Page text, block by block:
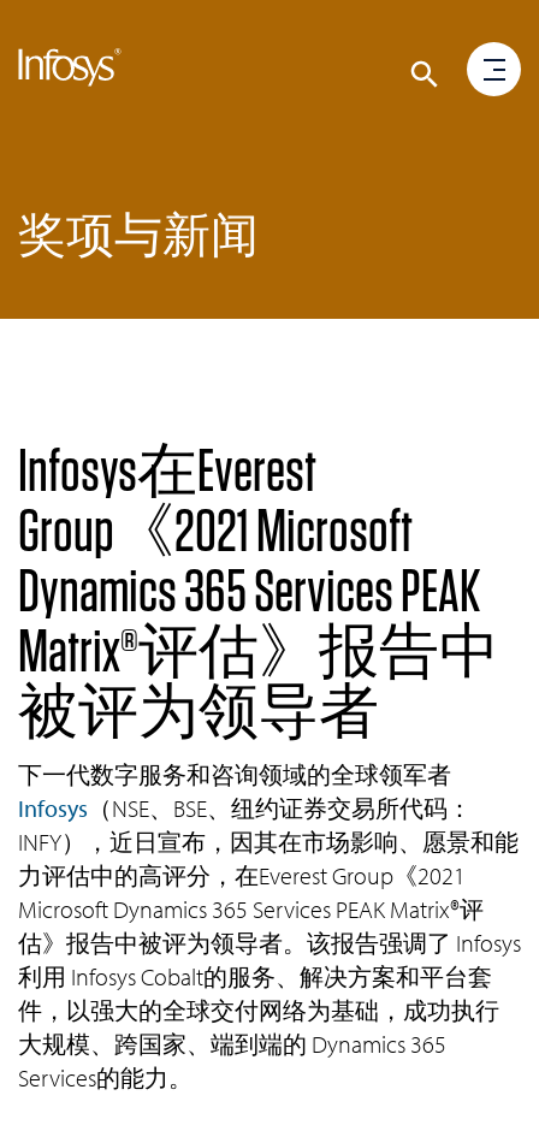
奖项与新闻
Infosys在Everest
Group《2021 Microsoft
Dynamics 365 Services PEAK
Matrix®评估》报告中
被评为领导者
下一代数字服务和咨询领域的全球领军者
Infosys （NSE、BSE、纽约证券交易所代码：
INFY），近日宣布，因其在市场影响、愿景和能
力评估中的高评分，在Everest Group《2021
Microsoft Dynamics 365 Services PEAK Matrix®评
估》报告中被评为领导者。该报告强调了 Infosys
利用 Infosys Cobalt的服务、解决方案和平台套
件，以强大的全球交付网络为基础，成功执行
大规模、跨国家、端到端的 Dynamics 365
Services的能力。